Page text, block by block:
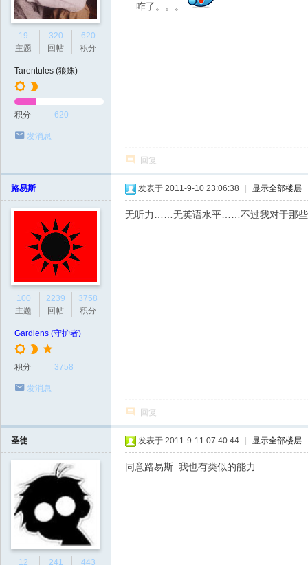
19
主题
320
回帖
620
积分
Tarentules (狼蛛)
积分 620
发消息
咋了。。。
回复
路易斯
100
主题
2239
回帖
3758
积分
Gardiens (守护者)
积分 3758
发消息
发表于 2011-9-10 23:06:38 显示全部楼层
无听力……无英语水平……不过我对于那
回复
圣徒
12
241
443
发表于 2011-9-11 07:40:44 显示全部楼层
同意路易斯 我也有类似的能力